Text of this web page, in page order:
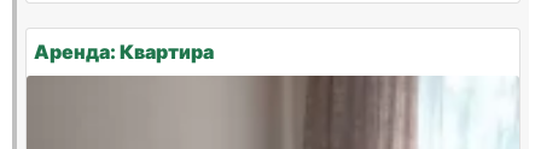
Аренда: Квартира